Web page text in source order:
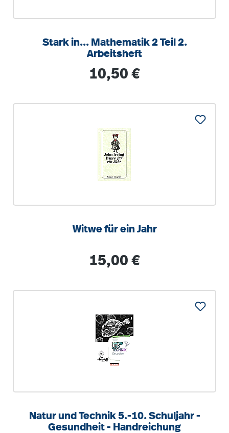
Stark in... Mathematik 2 Teil 2.
Arbeitsheft
Regulärer Preis:
10,50 €
Witwe für ein Jahr
Regulärer Preis:
15,00 €
Natur und Technik 5.-10. Schuljahr -
Gesundheit - Handreichung